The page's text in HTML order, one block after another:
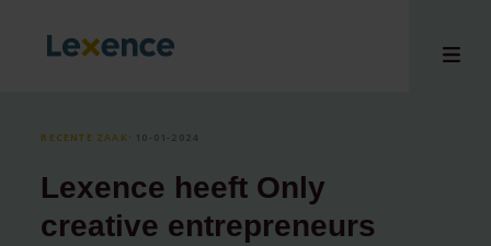
RECENTE ZAAK⸱ 10-01-2024
Lexence heeft Only
creative entrepreneurs